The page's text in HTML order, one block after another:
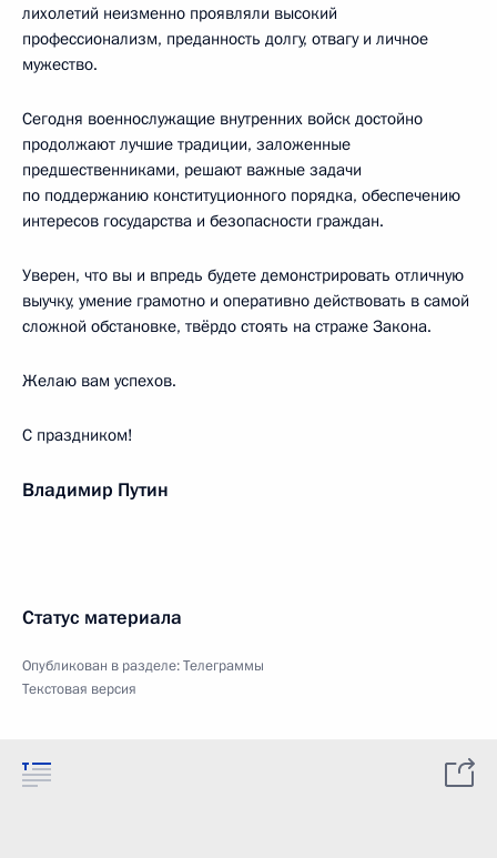
лихолетий неизменно проявляли высокий
профессионализм, преданность долгу, отвагу и личное
мужество.
Сегодня военнослужащие внутренних войск достойно
продолжают лучшие традиции, заложенные
предшественниками, решают важные задачи
по поддержанию конституционного порядка, обеспечению
интересов государства и безопасности граждан.
Уверен, что вы и впредь будете демонстрировать отличную
выучку, умение грамотно и оперативно действовать в самой
сложной обстановке, твёрдо стоять на страже Закона.
Желаю вам успехов.
С праздником!
Владимир Путин
Статус материала
Опубликован в разделе:Телеграммы
Текстовая версия